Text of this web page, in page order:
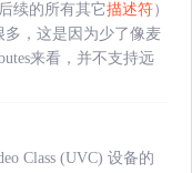
续的所有其它描述符）
多，这是因为少了像麦
来看，并不支持远
Class (UVC) 设备的